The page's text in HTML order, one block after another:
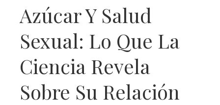
Azúcar Y Salud
Sexual: Lo Que La
Ciencia Revela
Sobre Su Relación